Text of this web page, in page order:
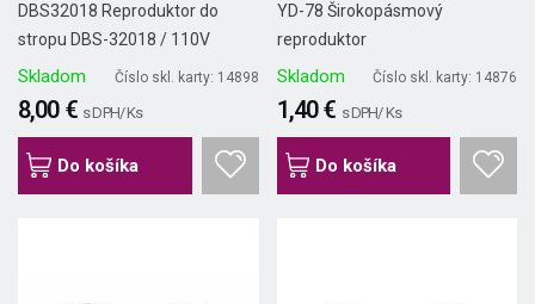
DBS32018 Reproduktor do
stropu DBS-32018 / 110V
Skladom Číslo skl. karty: 14898
8,00 € s DPH/ Ks
Do košíka
YD-78 Širokopásmový
reproduktor
Skladom Číslo skl. karty: 14876
1,40 € s DPH/ Ks
Do košíka